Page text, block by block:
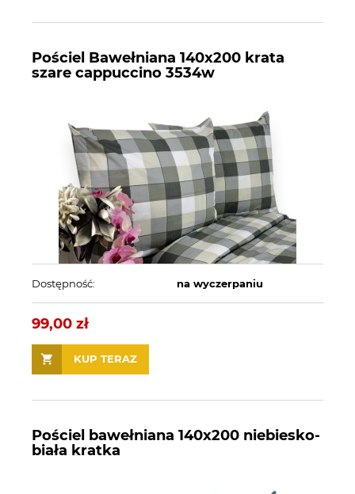
Pościel Bawełniana 140x200 krata
szare cappuccino 3534w
Dostępność: na wyczerpaniu
99,00 zł
KUP TERAZ
Pościel bawełniana 140x200 niebiesko-
biała kratka